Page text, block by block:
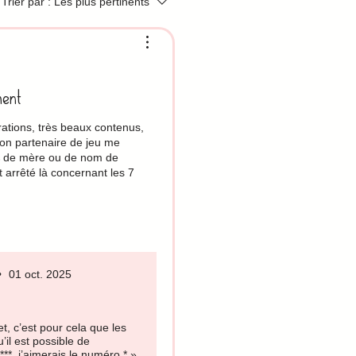
très beaux contenus,
partenaire de jeu me
mère ou de nom de
arrêté là concernant les 7
01 oct. 2025
c’est pour cela que les
est possible de